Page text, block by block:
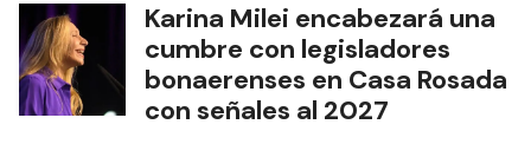
Karina Milei encabezará una
cumbre con legisladores
bonaerenses en Casa Rosada
con señales al 2027